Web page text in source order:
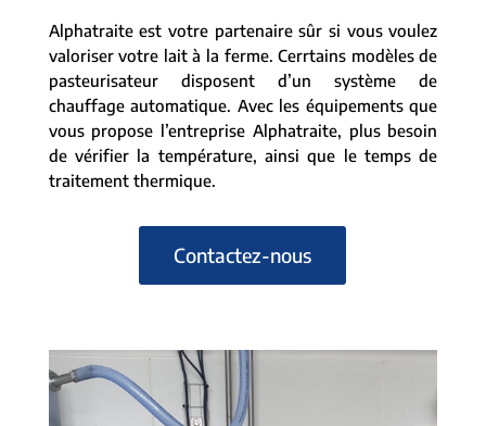
Alphatraite est votre partenaire sûr si vous voulez
valoriser votre lait à la ferme. Cerrtains modèles de
pasteurisateur disposent d’un système de
chauffage automatique. Avec les équipements que
vous propose l’entreprise Alphatraite, plus besoin
de vérifier la température, ainsi que le temps de
traitement thermique.
Contactez-nous